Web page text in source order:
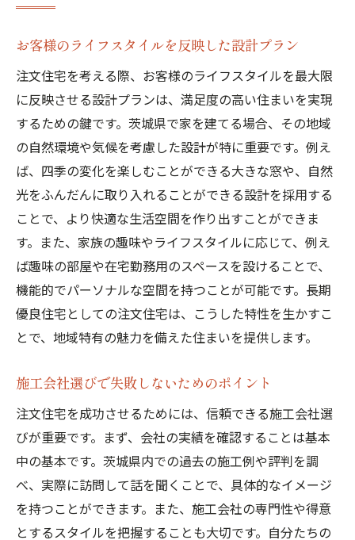
お客様のライフスタイルを反映した設計プラン
注文住宅を考える際、お客様のライフスタイルを最大限
に反映させる設計プランは、満足度の高い住まいを実現
するための鍵です。茨城県で家を建てる場合、その地域
の自然環境や気候を考慮した設計が特に重要です。例え
ば、四季の変化を楽しむことができる大きな窓や、自然
光をふんだんに取り入れることができる設計を採用する
ことで、より快適な生活空間を作り出すことができま
す。また、家族の趣味やライフスタイルに応じて、例え
ば趣味の部屋や在宅勤務用のスペースを設けることで、
機能的でパーソナルな空間を持つことが可能です。長期
優良住宅としての注文住宅は、こうした特性を生かすこ
とで、地域特有の魅力を備えた住まいを提供します。
施工会社選びで失敗しないためのポイント
注文住宅を成功させるためには、信頼できる施工会社選
びが重要です。まず、会社の実績を確認することは基本
中の基本です。茨城県内での過去の施工例や評判を調
べ、実際に訪問して話を聞くことで、具体的なイメージ
を持つことができます。また、施工会社の専門性や得意
とするスタイルを把握することも大切です。自分たちの